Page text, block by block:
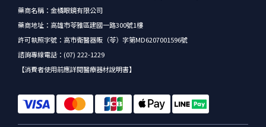
藥商名稱：金橘眼鏡有限公司
藥商地址：高雄市苓雅區建國一路300號1樓
許可執照字號：高市衛醫器販（苓）字第MD6207001596號
諮詢專線電話：(07) 222-1229
【消費者使用前應詳閱醫療器材說明書】